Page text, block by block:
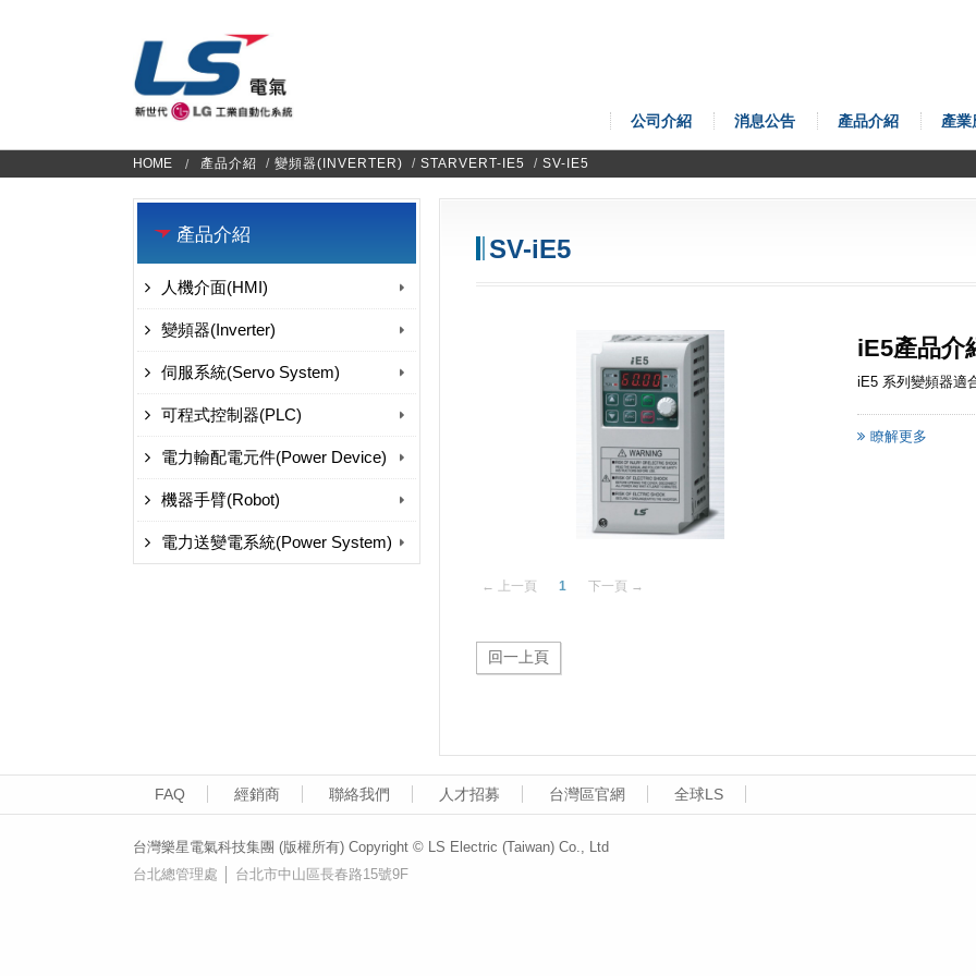
公司介紹 消息公告 產品介紹 產業
HOME 產品介紹 / 變頻器(INVERTER) / STARVERT-IE5 / SV-IE5
產品介紹
人機介面(HMI)
變頻器(Inverter)
伺服系統(Servo System)
可程式控制器(PLC)
電力輸配電元件(Power Device)
機器手臂(Robot)
電力送變電系統(Power System)
SV-iE5
iE5產品介
iE5 系列變頻器適
瞭解更多
← 上一頁 1 下一頁 →
FAQ 經銷商 聯絡我們 人才招募 台灣區官網 全球LS
台灣樂星電氣科技集團 (版權所有) Copyright © LS Electric (Taiwan) Co., Ltd
台北總管理處 │ 台北市中山區長春路15號9F